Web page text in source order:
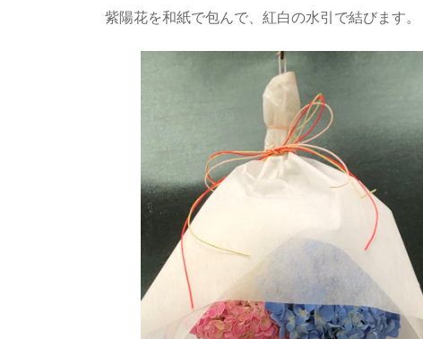
紫陽花を和紙で包んで、紅白の水引で結びます。